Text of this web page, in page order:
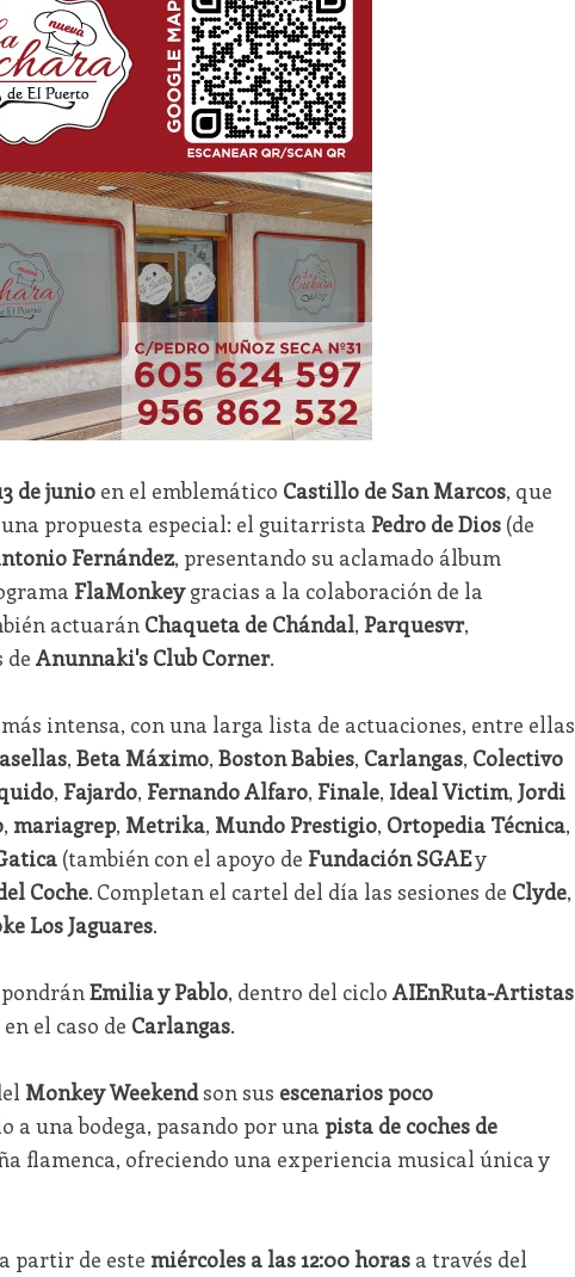
de junioen el emblemático Castillo de San Marcos, que
propuesta especial: el guitarrista Pedro de Dios(de
Fernández, presentando su aclamado álbum
FlaMonkeygracias a la colaboración de la
actuarán Chaqueta de Chándal, Parquesvr,
de Anunnaki's Club Corner.
intensa, con una larga lista de actuaciones, entre ellas
, Beta Máximo, Boston Babies, Carlangas, Colectivo
, Fajardo, Fernando Alfaro, Finale, Ideal Victim, Jordi
, mariagrep, Metrika, Mundo Prestigio, Ortopedia Técnica,
(también con el apoyo de Fundación SGAEy
Coche. Completan el cartel del día las sesiones de Clyde,
Los Jaguares.
Emilia y Pablo, dentro del ciclo AIEnRuta-Artistas
el caso de Carlangas.
Monkey Weekendson sus escenarios poco
a una bodega, pasando por una pista de coches de
flamenca, ofreciendo una experiencia musical única y
partir de este miércoles a las 12:00 horasa través del